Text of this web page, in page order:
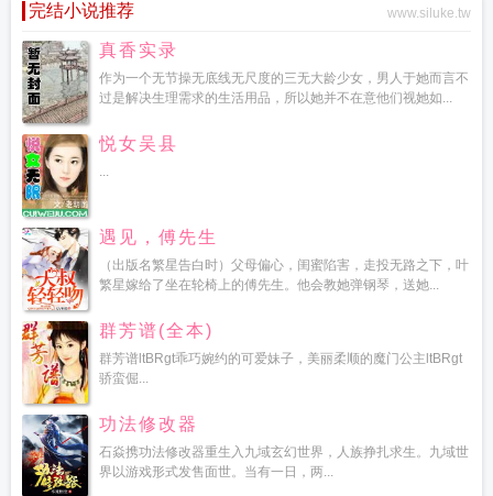
完结小说推荐 www.siluke.tw
真香实录
作为一个无节操无底线无尺度的三无大龄少女，男人于她而言不
过是解决生理需求的生活用品，所以她并不在意他们视她如...
悦女吴县
...
遇见，傅先生
（出版名繁星告白时）父母偏心，闺蜜陷害，走投无路之下，叶
繁星嫁给了坐在轮椅上的傅先生。他会教她弹钢琴，送她...
群芳谱(全本)
群芳谱ltBRgt乖巧婉约的可爱妹子，美丽柔顺的魔门公主ltBRgt
骄蛮倔...
功法修改器
石焱携功法修改器重生入九域玄幻世界，人族挣扎求生。九域世
界以游戏形式发售面世。当有一日，两...